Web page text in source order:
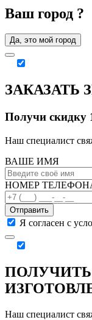
Ваш город ?
Да, это мой город
ЗАКАЗАТЬ
Получи скидку
Наш специалист
ВАШЕ ИМЯ
НОМЕР
Отправить
Я согласен с
ПОЛУЧИТЬ
Наш специалист